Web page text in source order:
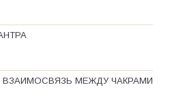
ВЗАИМОСВЯЗЬ МЕЖДУ ЧАКРАМИ